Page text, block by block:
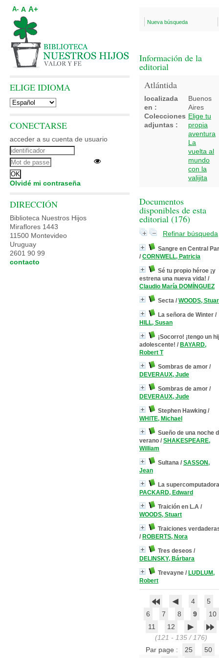
Nueva búsqueda
Información de la
editorial
Atlántida
localizada
en :
Buenos
Aires
Colecciones
adjuntas :
Elige tu
propia
aventura
La
vuelta al
mundo
con la
valijita
Documentos
disponibles de esta
editorial (176)
Refinar búsqueda
Sangre en Central
/ CORNWELL, Patricia
Sé tu propio héroe ¡y
estrena una nueva vida! /
Claudio María DOMÍNGUEZ
Secta / WOODS,
La señora de Winter /
HILL, Susan
¡Socorro! ¡tengo un
adolescente! / BAYARD,
Robert T
Sombras de amor /
DEVERAUX, Jude
Sombras de amor /
DEVERAUX, Jude
Stephen Hawking /
WHITE, Michael
Sueño de una noche
verano / SHAKESPEARE,
William
Sultana / SASSON,
Jean
La supercomputadora
PACKARD, Edward
Traición en L.A /
WOODS, Stuart
Traiciones
/ ROBERTS, Nora
Tres deseos /
DELINSKY, Bárbara
Trevayne / LUDLUM,
Robert
4
5
6
7 8 9
10
11
12
(121 - 135 / 176)
Par page :
25 50
A- A A+
ELIGE IDIOMA
CONECTARSE
acceder a su cuenta de usuario
Olvidé mi contraseña
DIRECCIÓN
Biblioteca Nuestros Hijos
Miraflores 1443
11500 Montevideo
Uruguay
2601 90 99
contacto